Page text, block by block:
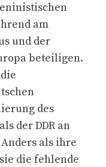
am
und der
beteiligen.
des
der DDR an
als ihre
die fehlende